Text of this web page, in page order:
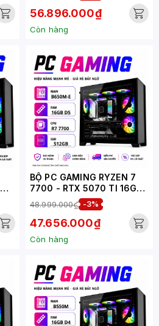
56.896.000₫
Còn hàng
BỘ PC GAMING RYZEN 7
7700 - RTX 5070 TI 16GB
(XUEPC238-G)
48.999.000₫ -3%
47.656.000₫
Còn hàng